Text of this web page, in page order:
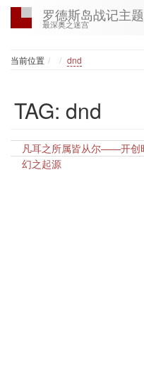
罗德斯岛战记主
最深奥之迷宫
当前位置 Home
dnd
TAG: dnd
凡耳之所属皆从尔——开创
幻之起源